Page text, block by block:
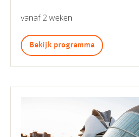
vanaf 2 weken
Bekijk programma